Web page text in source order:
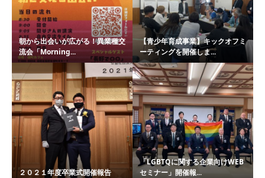
朝から出会いが広がる！異業種交
流会「Morning...
【青少年育成事業】キックオフミ
ーティングを開催しま...
２０２１年度卒業式開催報告
「LGBTQに関する企業向けWEB
セミナー」開催報...